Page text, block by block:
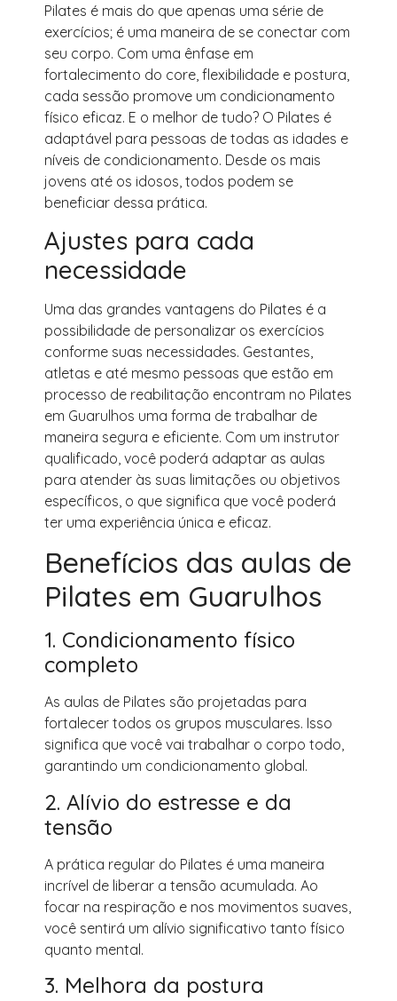
Pilates é mais do que apenas uma série de
exercícios; é uma maneira de se conectar com
seu corpo. Com uma ênfase em
fortalecimento do core, flexibilidade e postura,
cada sessão promove um condicionamento
físico eficaz. E o melhor de tudo? O Pilates é
adaptável para pessoas de todas as idades e
níveis de condicionamento. Desde os mais
jovens até os idosos, todos podem se
beneficiar dessa prática.
Ajustes para cada
necessidade
Uma das grandes vantagens do Pilates é a
possibilidade de personalizar os exercícios
conforme suas necessidades. Gestantes,
atletas e até mesmo pessoas que estão em
processo de reabilitação encontram no Pilates
em Guarulhos uma forma de trabalhar de
maneira segura e eficiente. Com um instrutor
qualificado, você poderá adaptar as aulas
para atender às suas limitações ou objetivos
específicos, o que significa que você poderá
ter uma experiência única e eficaz.
Benefícios das aulas de
Pilates em Guarulhos
1. Condicionamento físico
completo
As aulas de Pilates são projetadas para
fortalecer todos os grupos musculares. Isso
significa que você vai trabalhar o corpo todo,
garantindo um condicionamento global.
2. Alívio do estresse e da
tensão
A prática regular do Pilates é uma maneira
incrível de liberar a tensão acumulada. Ao
focar na respiração e nos movimentos suaves,
você sentirá um alívio significativo tanto físico
quanto mental.
3. Melhora da postura